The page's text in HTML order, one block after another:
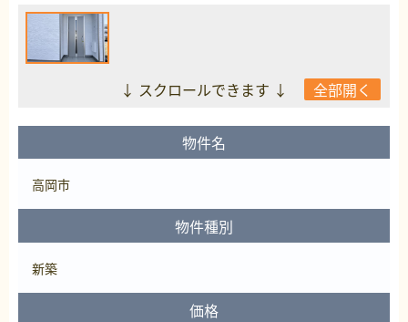
↓ スクロールできます ↓ 全部開く
物件名
高岡市
物件種別
新築
価格